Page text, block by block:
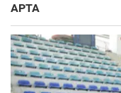
APTA